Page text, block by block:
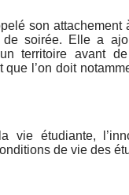
son attachement
soirée. Elle a
territoire avant
l’on doit
vie étudiante,
de vie des